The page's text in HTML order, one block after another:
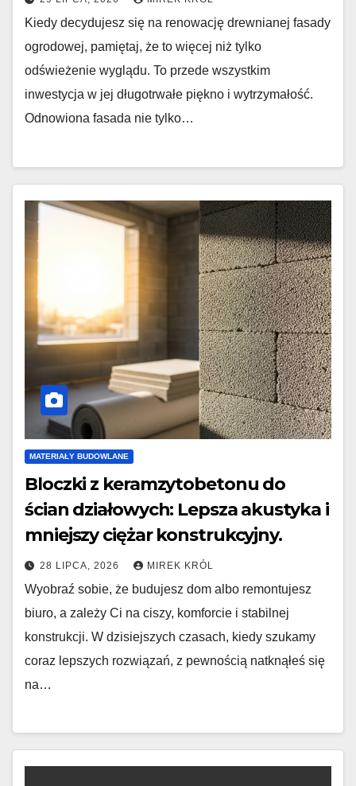
Kiedy decydujesz się na renowację drewnianej fasady
ogrodowej, pamiętaj, że to więcej niż tylko
odświeżenie wyglądu. To przede wszystkim
inwestycja w jej długotrwałe piękno i wytrzymałość.
Odnowiona fasada nie tylko…
MATERIAŁY BUDOWLANE
Bloczki z keramzytobetonu do
ścian działowych: Lepsza akustyka i
mniejszy ciężar konstrukcyjny.
28 LIPCA, 2026 MIREK KRÓL
Wyobraź sobie, że budujesz dom albo remontujesz
biuro, a zależy Ci na ciszy, komforcie i stabilnej
konstrukcji. W dzisiejszych czasach, kiedy szukamy
coraz lepszych rozwiązań, z pewnością natknąłeś się
na…